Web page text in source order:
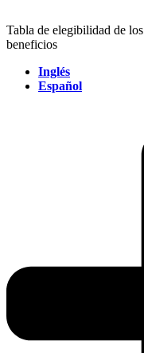
Tabla de elegibilidad de
beneficios
Inglés
Español